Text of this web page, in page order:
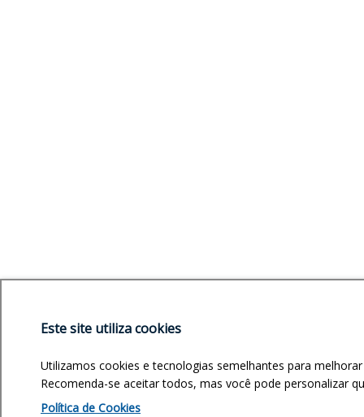
Este site utiliza cookies
Utilizamos cookies e tecnologias semelhantes para
Recomenda-se aceitar todos, mas você pode personalizar
Política de Cookies